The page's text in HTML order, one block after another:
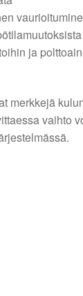
ja
merkkejä
vaihto